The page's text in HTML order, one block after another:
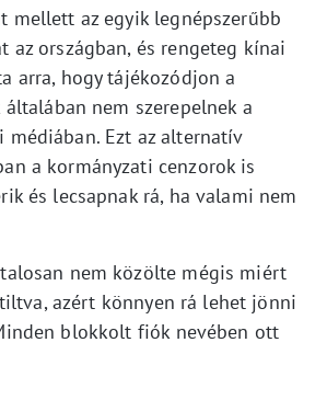
mellett az egyik legnépszerűbb
az országban, és rengeteg kínai
arra, hogy tájékozódjon a
nem szerepelnek a
médiában. Ezt az alternatív
a kormányzati cenzorok is
és lecsapnak rá, ha valami nem
nem közölte mégis miért
azért könnyen rá lehet jönni
blokkolt fiók nevében ott